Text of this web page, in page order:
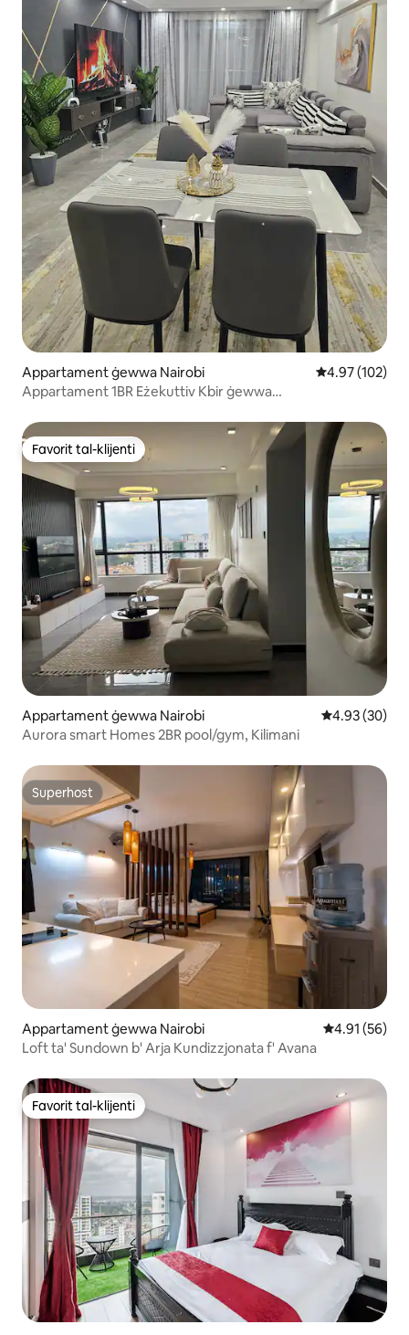
Appartament ġewwa Nairobi Rating medju
4.97 (102)
Appartament 1BR Eżekuttiv Kbir ġewwa
Favorit tal-klijenti
Favorit tal-klijenti
Appartament ġewwa Nairobi Rating medju
4.93 (30)
Aurora smart Homes 2BR pool/gym, Kilimani
Superhost
Superhost
Appartament ġewwa Nairobi Rating
4.91 (56)
Loft ta' Sundown b' Arja Kundizzjonata f' Avana
Favorit tal-klijenti
Favorit tal-klijenti